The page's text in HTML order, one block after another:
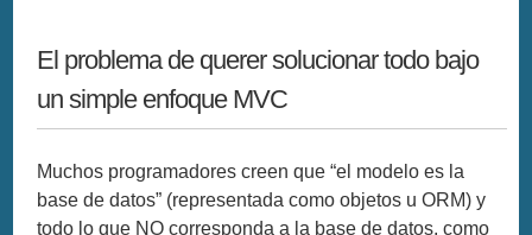
El problema de querer solucionar todo bajo
un simple enfoque MVC
Muchos programadores creen que “el modelo es la
base de datos” (representada como objetos u ORM) y
todo lo que NO corresponda a la base de datos, como